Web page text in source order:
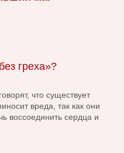
греха»?
что существует
вреда, так как они
воссоединить сердца и